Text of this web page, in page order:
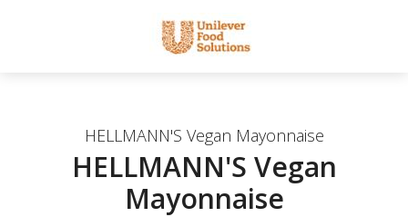
HELLMANN'S Vegan Mayonnaise
HELLMANN'S Vegan
Mayonnaise